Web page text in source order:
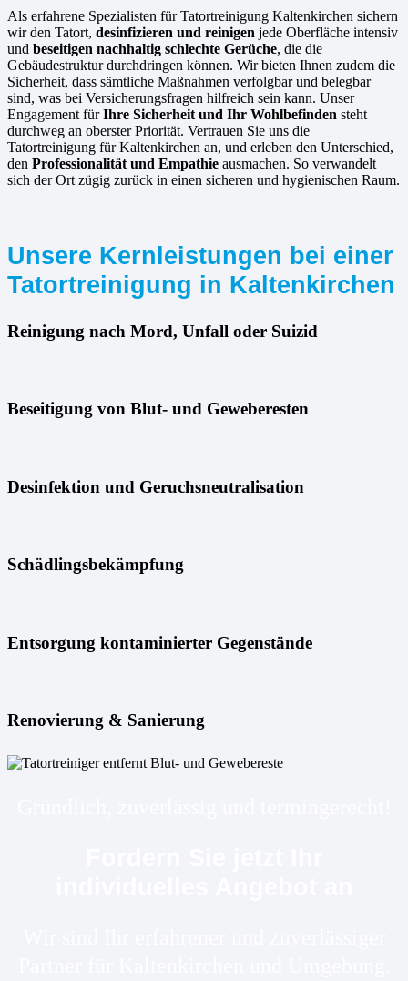
Als erfahrene Spezialisten für Tatortreinigung Kaltenkirchen sichern
wir den Tatort, desinfizieren und reinigen jede Oberfläche intensiv
und beseitigen nachhaltig schlechte Gerüche, die die
Gebäudestruktur durchdringen können. Wir bieten Ihnen zudem die
Sicherheit, dass sämtliche Maßnahmen verfolgbar und belegbar
sind, was bei Versicherungsfragen hilfreich sein kann. Unser
Engagement fürIhre Sicherheit und Ihr Wohlbefinden steht
durchweg an oberster Priorität. Vertrauen Sie uns die
Tatortreinigung für Kaltenkirchen an, und erleben den Unterschied,
den Professionalität und Empathie ausmachen. So verwandelt
sich der Ort zügig zurück in einen sicheren und hygienischen Raum.
Unsere Kernleistungen bei einer
Tatortreinigung in Kaltenkirchen
Reinigung nach Mord, Unfall oder Suizid
Beseitigung von Blut- und Geweberesten
Desinfektion und Geruchsneutralisation
Schädlingsbekämpfung
Entsorgung kontaminierter Gegenstände
Renovierung & Sanierung